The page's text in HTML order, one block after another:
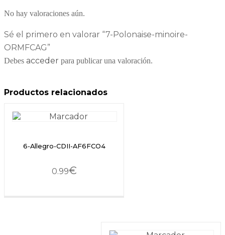
No hay valoraciones aún.
Sé el primero en valorar “7-Polonaise-minoire-
ORMFCAG”
Debes acceder para publicar una valoración.
Productos relacionados
6-Allegro-CDII-AF6FCO4
0.99€